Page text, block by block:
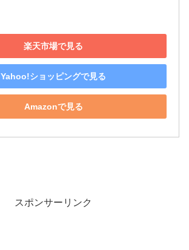
楽天市場で見る
Yahoo!ショッピングで見る
Amazonで見る
スポンサーリンク